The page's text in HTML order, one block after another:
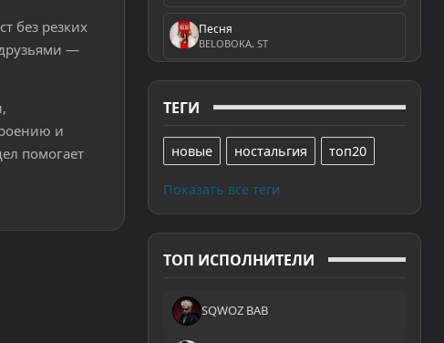
Песня
BELOBOKA, ST
ТЕГИ
новые ностальгия топ20
Показать все теги
ТОП ИСПОЛНИТЕЛИ
SQWOZ BAB
без резких
—
и
помогает